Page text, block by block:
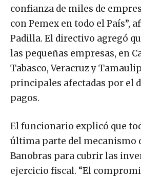
confianza de miles de
con Pemex en todo el País”,
Padilla. El directivo agregó
las pequeñas empresas, en
Tabasco, Veracruz y
principales afectadas por el
pagos.
El funcionario explicó que
última parte del mecanismo
Banobras para cubrir las
ejercicio fiscal. “El